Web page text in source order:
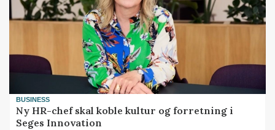
BUSINESS
Ny HR-chef skal koble kultur og forretning i
Seges Innovation